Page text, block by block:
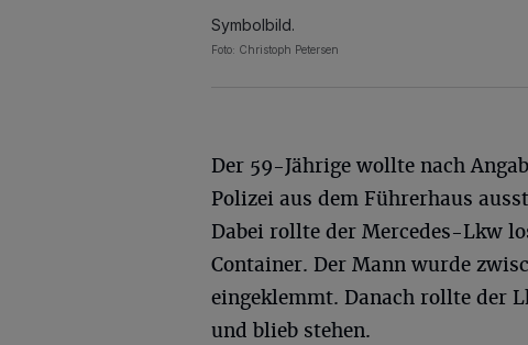
Symbolbild.
Foto: Christoph Petersen
Der 59-Jährige wollte nach
Polizei aus dem Führerhaus
Dabei rollte der Mercedes-Lkw
Container. Der Mann wurde
eingeklemmt. Danach rollte der
und blieb stehen.